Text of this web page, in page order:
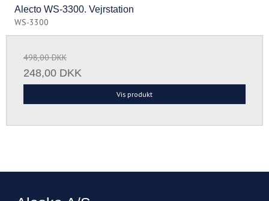
Alecto WS-3300. Vejrstation
WS-3300
498,00 DKK
248,00 DKK
Vis produkt